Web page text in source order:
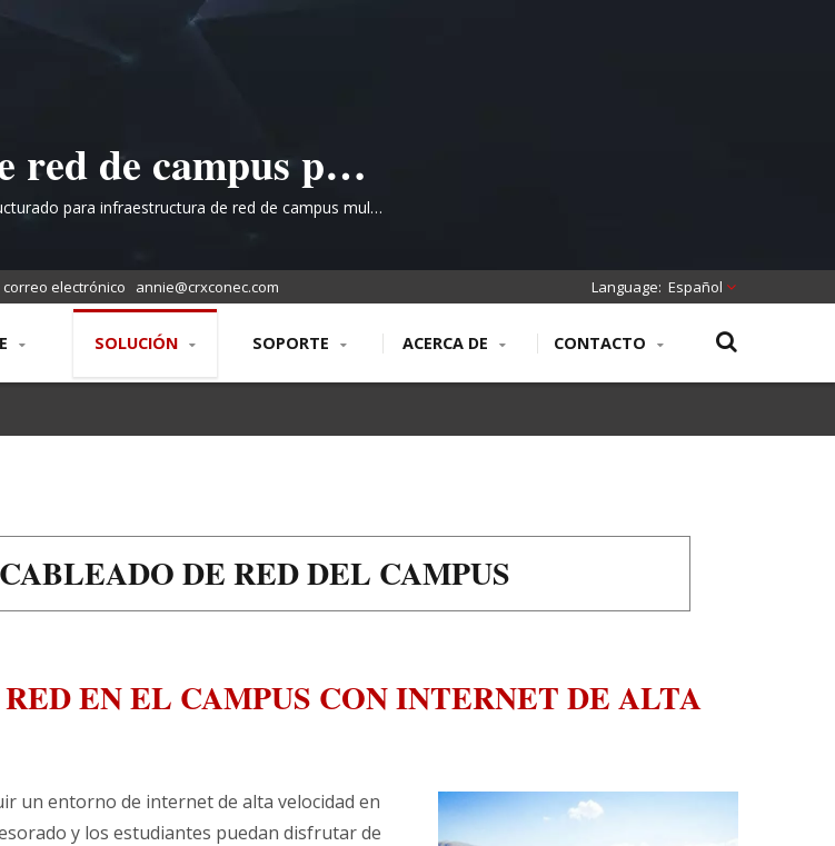
red de campus para
y sitios
para infraestructura de red de campus multi-
electrónico annie@crxconec.com Español
SOLUCIÓN SOPORTE ACERCA DE CONTACTO
CABLEADO DE RED DEL CAMPUS
EN EL CAMPUS CON INTERNET DE ALTA
un entorno de internet de alta velocidad en
y los estudiantes puedan disfrutar de